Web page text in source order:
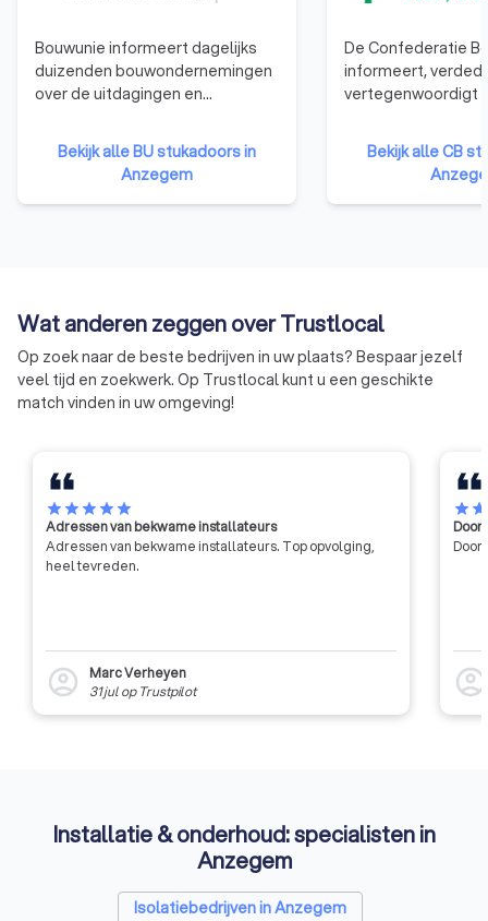
Bouwunie informeert dagelijks
duizenden bouwondernemingen
over de uitdagingen en
Bouwunie is er voor alle kmo-
bedrijven en zelfstandige
ondernemers uit de bouwsector.
We behartigen de belangen bij
Bekijk alle BU stukadoors in
Anzegem
De Confederatie
informeert,
vertegenwoordigt
éénmanszaken
bedrijven. De
vertegenwoordigt
ondernemingen
Bekijk alle CB
Wat anderen zeggen over Trustlocal
Op zoek naar de beste bedrijven in uw plaats? Bespaar jezelf
veel tijd en zoekwerk. Op Trustlocal kunt u een geschikte
match vinden in uw omgeving!
starstarstarstarstar
Adressen van bekwame installateurs
Adressen van bekwame installateurs. Top opvolging,
heel tevreden.
account_circle
Marc Verheyen
31 julop Trustpilot
starstar
Door
Door
account_circle
Installatie & onderhoud: specialisten in
Anzegem
Isolatiebedrijven in Anzegem